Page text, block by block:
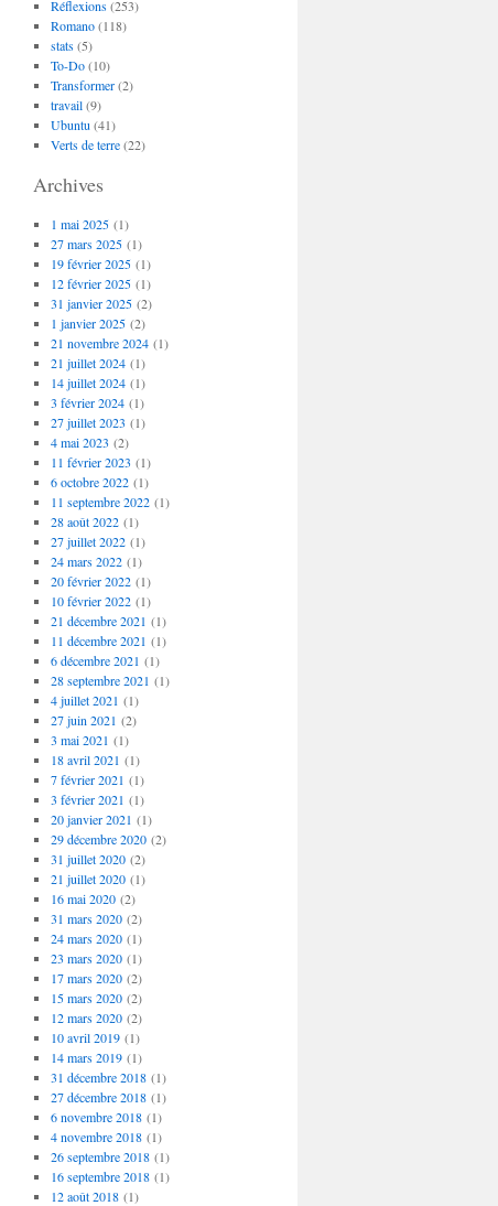
Réflexions(253)
Romano(118)
stats(5)
To-Do(10)
Transformer(2)
travail(9)
Ubuntu (41)
Verts de terre(22)
Archives
1 mai 2025(1)
27 mars 2025(1)
19 février 2025(1)
12 février 2025(1)
31 janvier 2025(2)
1 janvier 2025(2)
21 novembre 2024(1)
21 juillet 2024(1)
14 juillet 2024(1)
3 février 2024(1)
27 juillet 2023 (1)
4 mai 2023 (2)
11 février 2023 (1)
6 octobre 2022(1)
11 septembre 2022(1)
28 août 2022(1)
27 juillet 2022(1)
24 mars 2022(1)
20 février 2022(1)
10 février 2022(1)
21 décembre 2021 (1)
11 décembre 2021 (1)
6 décembre 2021 (1)
28 septembre 2021 (1)
4 juillet 2021 (1)
27 juin 2021 (2)
3 mai 2021 (1)
18 avril 2021 (1)
7 février 2021 (1)
3 février 2021 (1)
20 janvier 2021 (1)
29 décembre 2020(2)
31 juillet 2020(2)
21 juillet 2020(1)
16 mai 2020(2)
31 mars 2020(2)
24 mars 2020(1)
23 mars 2020(1)
17 mars 2020(2)
15 mars 2020(2)
12 mars 2020(2)
10 avril 2019(1)
14 mars 2019(1)
31 décembre 2018(1)
27 décembre 2018(1)
6 novembre 2018(1)
4 novembre 2018(1)
26 septembre 2018(1)
16 septembre 2018(1)
12 août 2018(1)